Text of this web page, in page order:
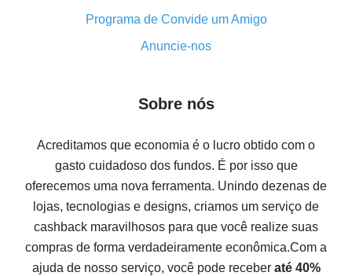
Cashback no AliExpress - avaliações de clientes
8% de cashback no AliExpress - poupar dinheiro de
compras
Aliexpress
Como receber cashback no Aliexpress - formas fáceis
de se obter cashback
10% de cashback no Aliexpress - o impossível é
possível
O melhor cashback no Aliexpress - como encontrá-lo
Programa de Convide um Amigo
Anuncie-nos
Sobre nós
Acreditamos que economia é o lucro obtido com o
gasto cuidadoso dos fundos. É por isso que
oferecemos uma nova ferramenta. Unindo dezenas de
lojas, tecnologias e designs, criamos um serviço de
cashback maravilhosos para que você realize suas
compras de forma verdadeiramente econômica.Com a
ajuda de nosso serviço, você pode receber até 40%